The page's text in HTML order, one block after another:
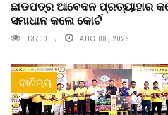
ଛାଡପତ୍ର ଆବେଦନ ପ୍ରତ୍ୟାହାର
ସମାଧାନ କଲେ କୋର୍ଟ
13700 AUG 08, 2026
ବାଣିଜ୍ୟ